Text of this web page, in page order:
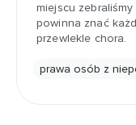
miejscu
powinna znać
przewlekle chora.
prawa osób z